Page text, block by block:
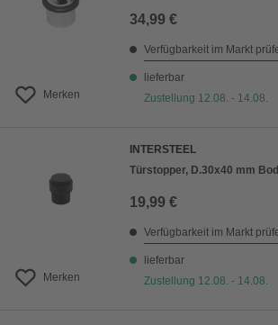
Preis absteigend
Merken
34,99 €
Verfügbarkeit im Markt
lieferbar
Zustellung 12.08. - 14.08.
Merken
INTERSTEEL
Türstopper, D.30x40 mm
19,99 €
Verfügbarkeit im Markt
lieferbar
Zustellung 12.08. - 14.08.